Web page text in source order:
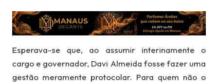
Esperava-se que, ao assumir interinamente o
cargo e governador, Davi Almeida fosse fazer uma
gestão meramente protocolar. Para quem não o